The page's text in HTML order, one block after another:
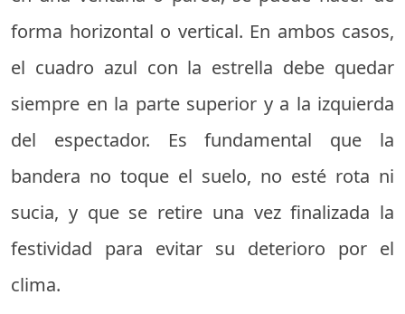
forma horizontal o vertical. En ambos casos,
el cuadro azul con la estrella debe quedar
siempre en la parte superior y a la izquierda
del espectador. Es fundamental que la
bandera no toque el suelo, no esté rota ni
sucia, y que se retire una vez finalizada la
festividad para evitar su deterioro por el
clima.